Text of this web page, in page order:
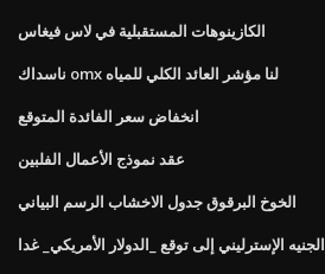
الكازينوهات المستقبلية في لاس فيغاس
ناسداك omx لنا مؤشر العائد الكلي للمياه
انخفاض سعر الفائدة المتوقع
عقد نموذج الأعمال الفلبين
الخوخ البرقوق جدول الاخشاب الرسم البياني
الجنيه الإسترليني إلى توقع _الدولار الأمريكي_ غدا